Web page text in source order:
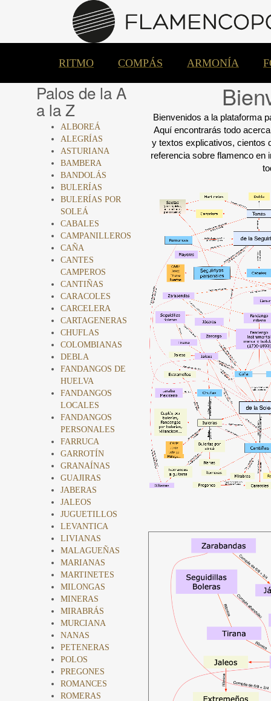
RITMO COMPÁS ARMONÍA
Palos de la A
a la Z
ALBOREÁ
ALEGRÍAS
ASTURIANA
BAMBERA
BANDOLÁS
BULERÍAS
BULERÍAS POR
SOLEÁ
CABALES
CAMPANILLEROS
CAÑA
CANTES
CAMPEROS
CANTIÑAS
CARACOLES
CARCELERA
CARTAGENERAS
CHUFLAS
COLOMBIANAS
DEBLA
FANDANGOS DE
HUELVA
FANDANGOS
LOCALES
FANDANGOS
PERSONALES
FARRUCA
GARROTÍN
GRANAÍNAS
GUAJIRAS
JABERAS
JALEOS
JUGUETILLOS
LEVANTICA
LIVIANAS
MALAGUEÑAS
MARIANAS
MARTINETES
MILONGAS
MINERAS
MIRABRÁS
MURCIANA
NANAS
PETENERAS
POLOS
PREGONES
ROMANCES
ROMERAS
Bienvenidos a la plataforma
Aquí encontrarás todo
y textos explicativos, cientos
referencia sobre flamenco en